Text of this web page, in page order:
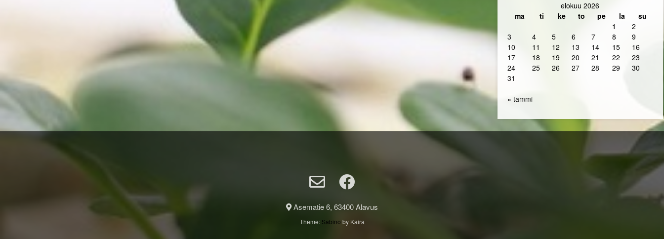
elokuu 2026
ma
ti ke to pe la
su
1
2
3
4 5 6 7 8
9
10
11 12 13 14 15
16
17
18 19 20 21 22
23
24
25 26 27 28 29
30
31
« tammi
Asematie 6, 63400 Alavus
Theme: Sabino by Kaira